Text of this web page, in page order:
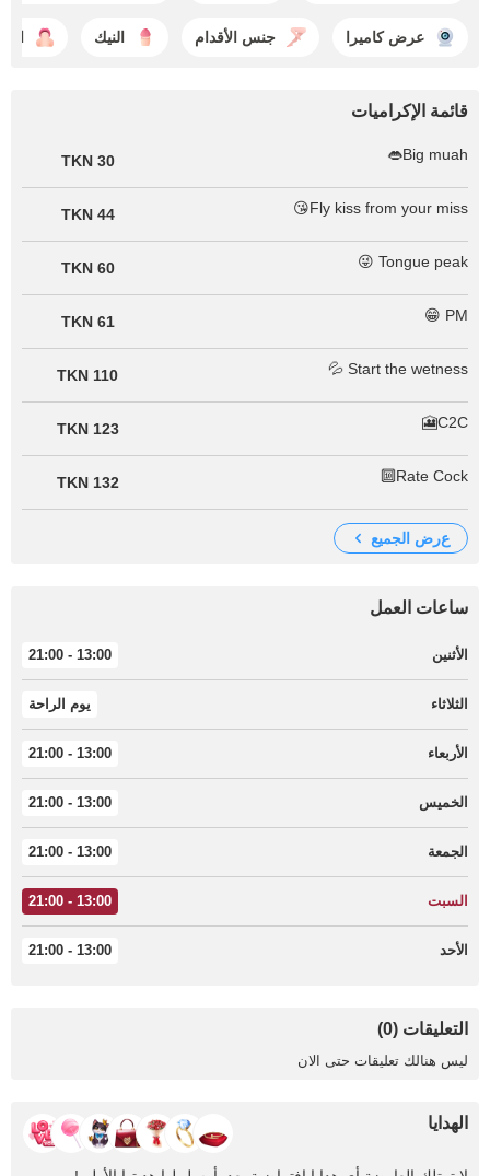
عرض كاميرا جنس الأقدام النيك
قائمة الإكراميات
Big muah👄
30 TKN
Fly kiss from your miss😘
44 TKN
Tongue peak 😜
60 TKN
PM 😁
61 TKN
Start the wetness 💦
110 TKN
C2C🎦
123 TKN
Rate Cock🔟
132 TKN
عرض الجميع
ساعات العمل
الأثنين 13:00 - 21:00
الثلاثاء يوم الراحة
الأربعاء 13:00 - 21:00
الخميس 13:00 - 21:00
الجمعة 13:00 - 21:00
السبت 13:00 - 21:00
الأحد 13:00 - 21:00
التعليقات (0)
ليس هنالك تعليقات حتى الان
الهدايا